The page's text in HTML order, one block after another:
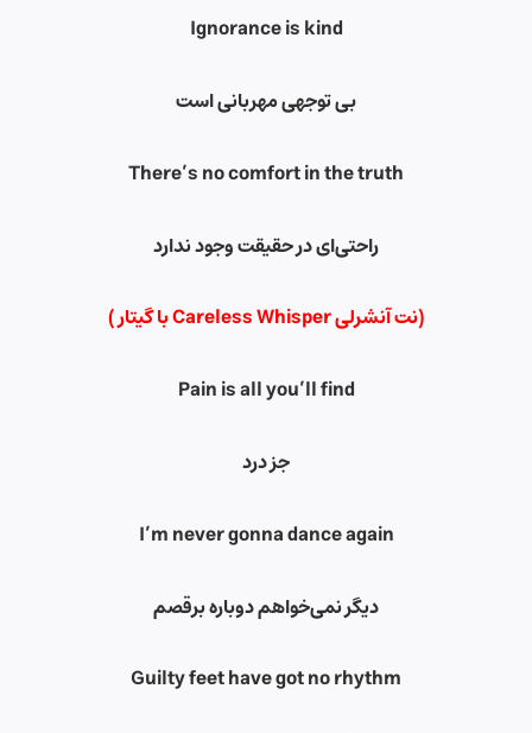
Ignorance is kind
بی توجهی مهربانی است
There’s no comfort in the truth
راحتی‌ای در حقیقت وجود ندارد
(نت آنشرلی Careless Whisper با گیتار )
Pain is all you’ll find
جز درد
I’m never gonna dance again
دیگر نمی‌خواهم دوباره برقصم
Guilty feet have got no rhythm